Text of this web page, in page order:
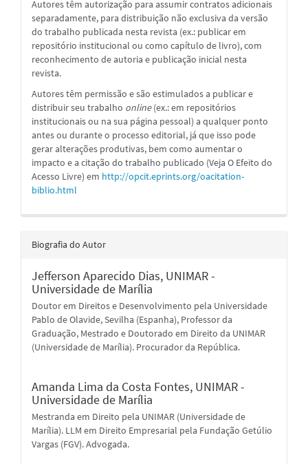
Autores têm autorização para assumir contratos adicionais
separadamente, para distribuição não exclusiva da versão
do trabalho publicada nesta revista (ex.: publicar em
repositório institucional ou como capítulo de livro), com
reconhecimento de autoria e publicação inicial nesta
revista.
Autores têm permissão e são estimulados a publicar e
distribuir seu trabalho online(ex.: em repositórios
institucionais ou na sua página pessoal) a qualquer ponto
antes ou durante o processo editorial, já que isso pode
gerar alterações produtivas, bem como aumentar o
impacto e a citação do trabalho publicado (Veja O Efeito do
Acesso Livre) em http://opcit.eprints.org/oacitation-
biblio.html
Biografia do Autor
Jefferson Aparecido Dias, UNIMAR -
Universidade de Marília
Doutor em Direitos e Desenvolvimento pela Universidade
Pablo de Olavide, Sevilha (Espanha), Professor da
Graduação, Mestrado e Doutorado em Direito da UNIMAR
(Universidade de Marília). Procurador da República.
Amanda Lima da Costa Fontes, UNIMAR -
Universidade de Marília
Mestranda em Direito pela UNIMAR (Universidade de
Marília). LLM em Direito Empresarial pela Fundação Getúlio
Vargas (FGV). Advogada.